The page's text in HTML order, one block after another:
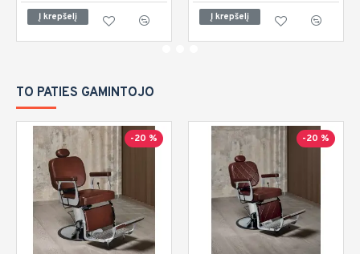
Į krepšelį Į krepšelį
TO PATIES GAMINTOJO
-20 % -20 %